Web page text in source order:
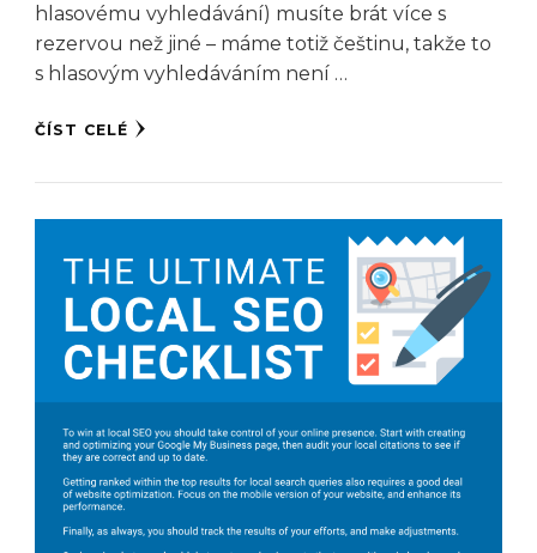
hlasovému vyhledávání) musíte brát více s
rezervou než jiné – máme totiž češtinu, takže to
s hlasovým vyhledáváním není …
ČÍST CELÉ